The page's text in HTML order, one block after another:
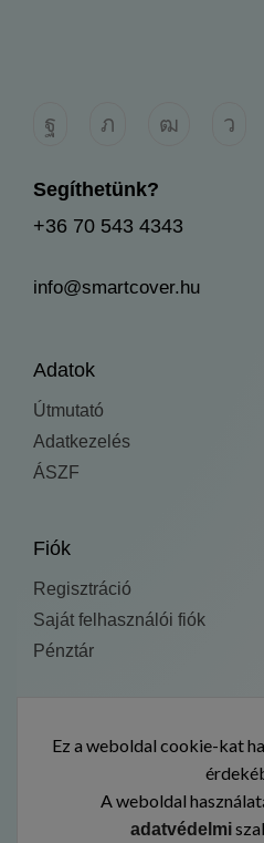
Ez a weboldal cookie-kat
A weboldal
adatvédelmi
Segíthetünk?
+36 70 543 4343
info@smartcover.hu
Adatok
Útmutató
Adatkezelés
ÁSZF
Fiók
Regisztráció
Saját felhasználói fiók
Pénztár
Termékek